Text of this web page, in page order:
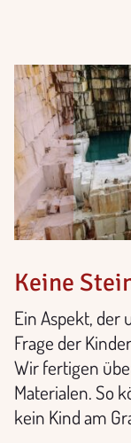
Keine
Ein Aspekt, der
Frage der
Wir fertigen
Materialen. So
kein Kind am